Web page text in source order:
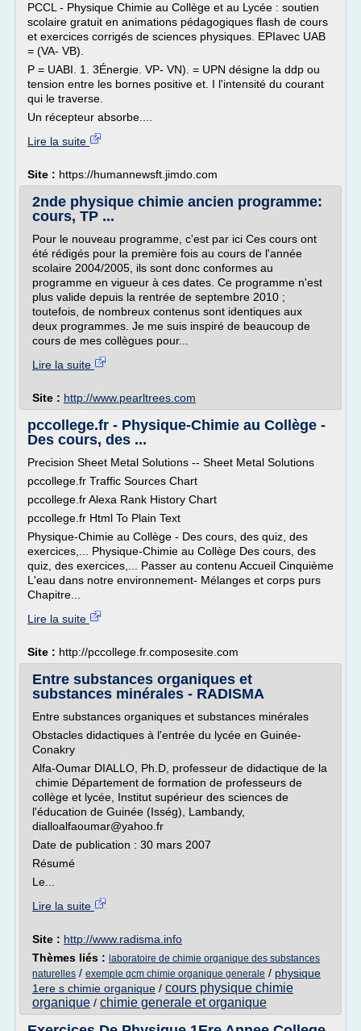
PCCL - Physique Chimie au Collège et au Lycée : soutien
scolaire gratuit en animations pédagogiques flash de cours
et exercices corrigés de sciences physiques. EPIavec UAB
= (VA- VB).
P = UABI. 1. 3Énergie. VP- VN). = UPN désigne la ddp ou
tension entre les bornes positive et. I l'intensité du courant
qui le traverse.
Un récepteur absorbe....
Lire la suite
Site : https://humannewsft.jimdo.com
2nde physique chimie ancien programme:
cours, TP ...
Pour le nouveau programme, c'est par ici Ces cours ont
été rédigés pour la première fois au cours de l'année
scolaire 2004/2005, ils sont donc conformes au
programme en vigueur à ces dates. Ce programme n'est
plus valide depuis la rentrée de septembre 2010 ;
toutefois, de nombreux contenus sont identiques aux
deux programmes. Je me suis inspiré de beaucoup de
cours de mes collègues pour...
Lire la suite
Site : http://www.pearltrees.com
pccollege.fr - Physique-Chimie au Collège -
Des cours, des ...
Precision Sheet Metal Solutions -- Sheet Metal Solutions
pccollege.fr Traffic Sources Chart
pccollege.fr Alexa Rank History Chart
pccollege.fr Html To Plain Text
Physique-Chimie au Collège - Des cours, des quiz, des
exercices,... Physique-Chimie au Collège Des cours, des
quiz, des exercices,... Passer au contenu Accueil Cinquième
L'eau dans notre environnement- Mélanges et corps purs
Chapitre...
Lire la suite
Site : http://pccollege.fr.composesite.com
Entre substances organiques et
substances minérales - RADISMA
Entre substances organiques et substances minérales
Obstacles didactiques à l'entrée du lycée en Guinée-
Conakry
Alfa-Oumar DIALLO, Ph.D, professeur de didactique de la
chimie Département de formation de professeurs de
collège et lycée, Institut supérieur des sciences de
l'éducation de Guinée (Isség), Lambandy,
dialloalfaoumar@yahoo.fr
Date de publication : 30 mars 2007
Résumé
Le...
Lire la suite
Site : http://www.radisma.info
Thèmes liés : laboratoire de chimie organique des substances
naturelles / exemple qcm chimie organique generale / physique
1ere s chimie organique / cours physique chimie
organique / chimie generale et organique